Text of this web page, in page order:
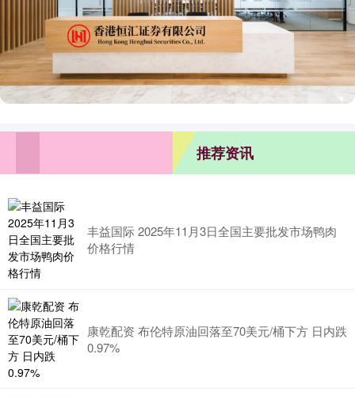
推荐资讯
丰益国际 2025年11月3日全国主要批发市场鸭肉
价格行情
康乾配资 布伦特原油回落至70美元/桶下方 日内跌
0.97%